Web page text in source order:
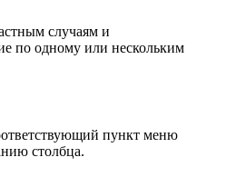
случаям и
по одному или нескольким
пункт меню
столбца.